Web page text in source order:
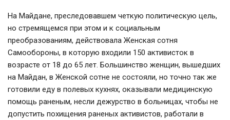
На Майдане, преследовавшем четкую политическую цель,
но стремящемся при этом и к социальным
преобразованиям, действовала Женская сотня
Самообороны, в которую входили 150 активисток в
возрасте от 18 до 65 лет. Большинство женщин, вышедших
на Майдан, в Женской сотне не состояли, но точно так же
готовили еду в полевых кухнях, оказывали медицинскую
помощь раненым, несли дежурство в больницах, чтобы не
допустить похищения раненых активистов, работали в